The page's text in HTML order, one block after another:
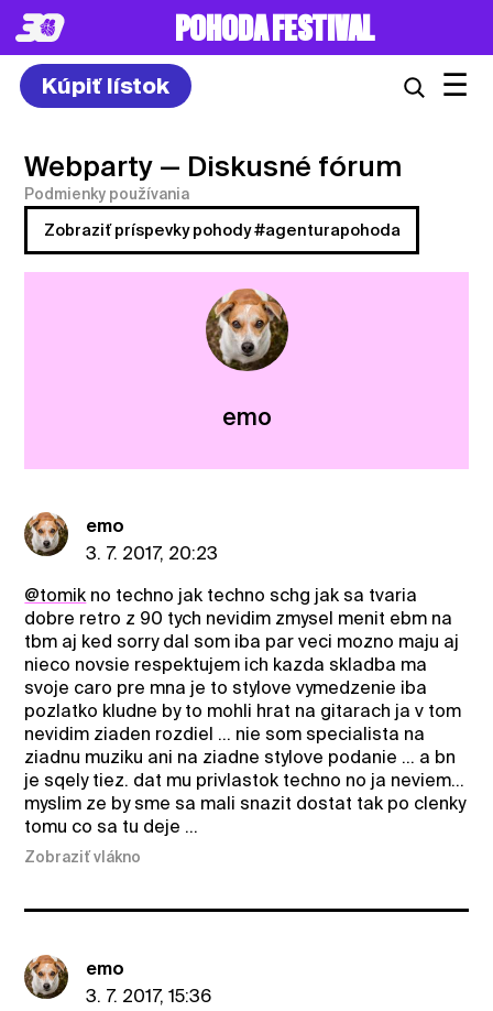
POHODA FESTIVAL
Kúpiť lístok ☰
Webparty — Diskusné fórum
Podmienky používania
Zobraziť príspevky pohody #agenturapohoda
emo
emo
3. 7. 2017, 20:23
@tomik no techno jak techno schg jak sa tvaria
dobre retro z 90 tych nevidim zmysel menit ebm na
tbm aj ked sorry dal som iba par veci mozno maju aj
nieco novsie respektujem ich kazda skladba ma
svoje caro pre mna je to stylove vymedzenie iba
pozlatko kludne by to mohli hrat na gitarach ja v tom
nevidim ziaden rozdiel ... nie som specialista na
ziadnu muziku ani na ziadne stylove podanie ... a bn
je sqely tiez. dat mu privlastok techno no ja neviem...
myslim ze by sme sa mali snazit dostat tak po clenky
tomu co sa tu deje ...
Zobraziť vlákno
emo
3. 7. 2017, 15:36